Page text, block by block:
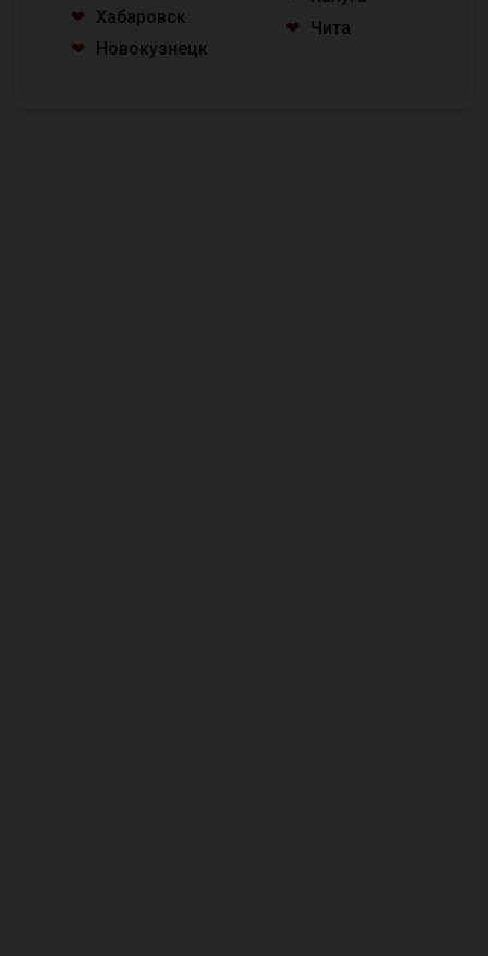
Хабаровск
Новокузнецк
Чита